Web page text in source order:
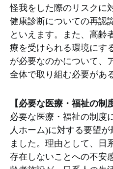
怪我をした際のリスクに
健康診断についての再認
といえます。また、高齢
療を受けられる環境にす
が必要なのかについて、
全体で取り組む必要があ
【必要な医療・福祉の制
必要な医療・福祉の制度
人ホーム)に対する要望
ました。理由として、日
存在しないことへの不安